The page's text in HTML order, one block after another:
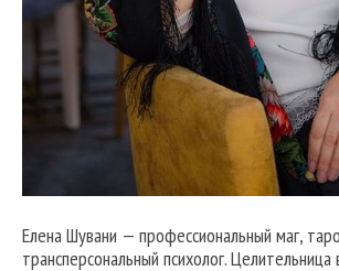
Елена Шувани — профессиональный маг,
трансперсональный психолог.